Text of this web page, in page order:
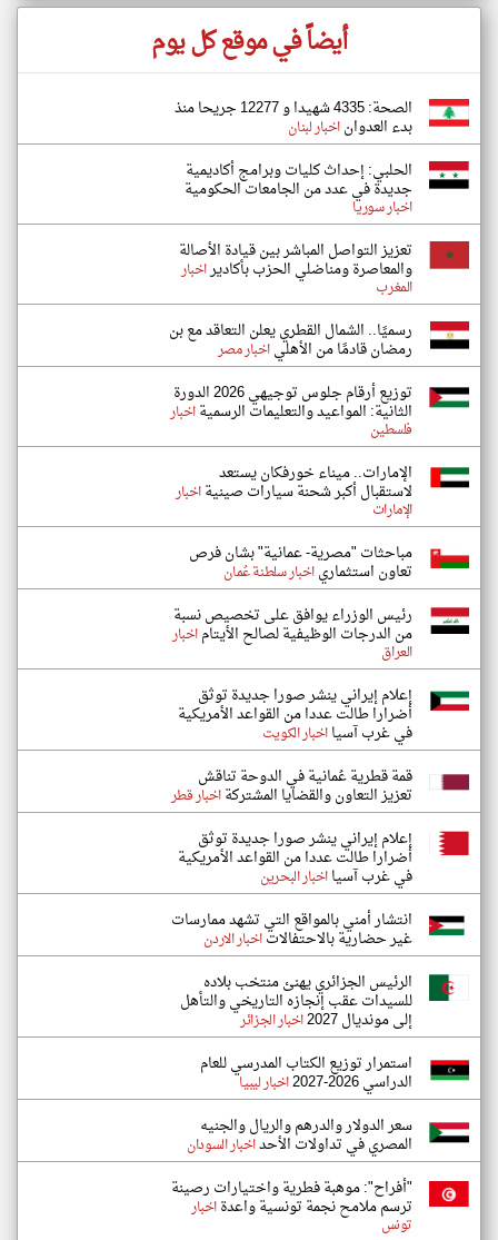
أيضاً في موقع كل يوم
الصحة: 4335 شهيدا و 12277 جريحا منذ
بدء العدواناخبار لبنان
الحلبي: إحداث كليات وبرامج أكاديمية
جديدة في عدد من الجامعات الحكومية
اخبار سوريا
تعزيز التواصل المباشر بين قيادة الأصالة
والمعاصرة ومناضلي الحزب بأكاديراخبار
المغرب
رسميًا.. الشمال القطري يعلن التعاقد مع بن
رمضان قادمًا من الأهلياخبار مصر
توزيع أرقام جلوس توجيهي 2026 الدورة
الثانية: المواعيد والتعليمات الرسميةاخبار
فلسطين
الإمارات.. ميناء خورفكان يستعد
لاستقبال أكبر شحنة سيارات صينيةاخبار
الإمارات
مباحثات "مصرية- عمانية" بشان فرص
تعاون استثمارياخبار سلطنة عُمان
رئيس الوزراء يوافق على تخصيص نسبة
من الدرجات الوظيفية لصالح الأيتاماخبار
العراق
إعلام إيراني ينشر صورا جديدة توثق
أضرارا طالت عددا من القواعد الأمريكية
في غرب آسيااخبار الكويت
قمة قطرية عُمانية في الدوحة تناقش
تعزيز التعاون والقضايا المشتركةاخبار قطر
إعلام إيراني ينشر صورا جديدة توثق
أضرارا طالت عددا من القواعد الأمريكية
في غرب آسيااخبار البحرين
انتشار أمني بالمواقع التي تشهد ممارسات
غير حضارية بالاحتفالاتاخبار الاردن
الرئيس الجزائري يهنئ منتخب بلاده
للسيدات عقب إنجازه التاريخي والتأهل
إلى مونديال 2027 اخبار الجزائر
استمرار توزيع الكتاب المدرسي للعام
الدراسي 2026-2027 اخبار ليبيا
سعر الدولار والدرهم والريال والجنيه
المصري في تداولات الأحداخبار السودان
"أفراح": موهبة فطرية واختيارات رصينة
ترسم ملامح نجمة تونسية واعدةاخبار
تونس